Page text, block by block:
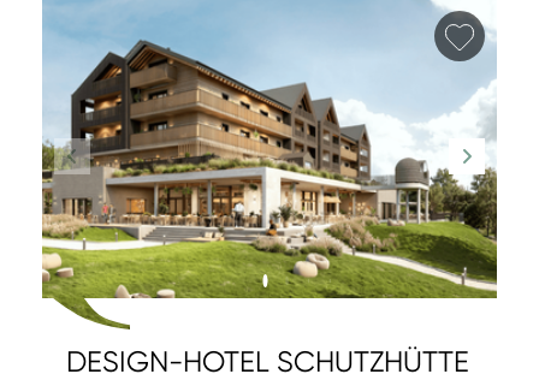
DESIGN-HOTEL SCHUTZHÜTTE